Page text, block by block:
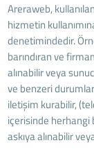
Areraweb,
hizmetin
denetimindedir.
barındıran ve
alınabilir veya
ve benzeri
iletişim kurabilir,
içerisinde herhangi
askıya alınabilir